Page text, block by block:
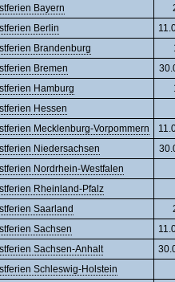
Bayern
Berlin
Brandenburg
Bremen
Hamburg
Hessen
Mecklenburg-Vorpommern
Niedersachsen
Nordrhein-Westfalen
Rheinland-Pfalz
Saarland
Sachsen
Sachsen-Anhalt
Schleswig-Holstein